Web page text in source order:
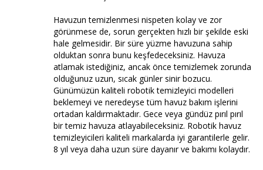
Havuzun temizlenmesi nispeten kolay ve zor
görünmese de, sorun gerçekten hızlı bir şekilde eski
hale gelmesidir. Bir süre yüzme havuzuna sahip
olduktan sonra bunu keşfedeceksiniz. Havuza
atlamak istediğiniz, ancak önce temizlemek zorunda
olduğunuz uzun, sıcak günler sinir bozucu.
Günümüzün kaliteli robotik temizleyici modelleri
beklemeyi ve neredeyse tüm havuz bakım işlerini
ortadan kaldırmaktadır. Gece veya gündüz pırıl pırıl
bir temiz havuza atlayabileceksiniz. Robotik havuz
temizleyicileri kaliteli markalarda iyi garantilerle gelir.
8 yıl veya daha uzun süre dayanır ve bakımı kolaydır.